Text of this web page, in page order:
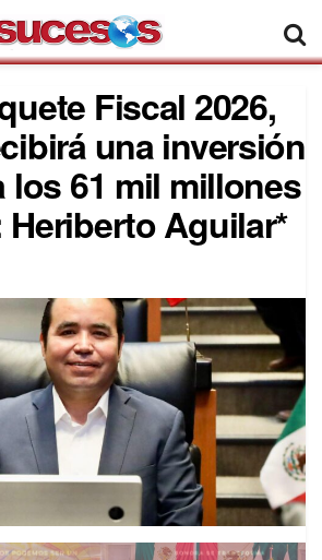
Fiscal 2026,
una inversión
los 61 mil millones
Aguilar*